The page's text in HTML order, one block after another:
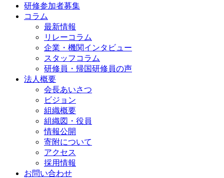
研修参加者募集
コラム
最新情報
リレーコラム
企業・機関インタビュー
スタッフコラム
研修員・帰国研修員の声
法人概要
会長あいさつ
ビジョン
組織概要
組織図・役員
情報公開
寄附について
アクセス
採用情報
お問い合わせ